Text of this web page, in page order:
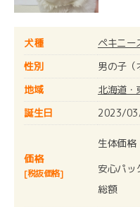
犬種
ペキニー
性別
男の子（
地域
北海道・
誕生日
2023/03/
価格
[税抜価格]
生体価格
安心パッ
総額